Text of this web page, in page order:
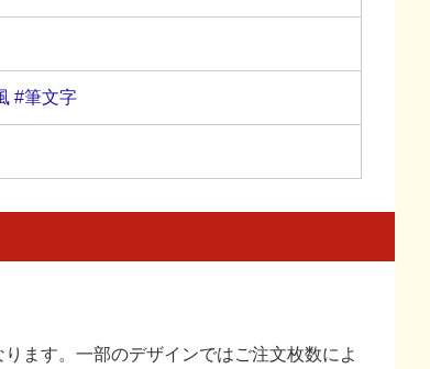
#筆文字
ます。一部のデザインではご注文枚数によ